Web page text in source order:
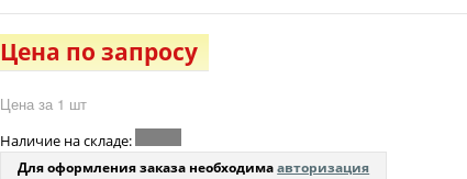
Цена по запросу
Цена за 1 шт
Наличие на складе:
Для оформления заказа необходимаавторизация